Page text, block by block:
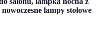
lampy stołowe